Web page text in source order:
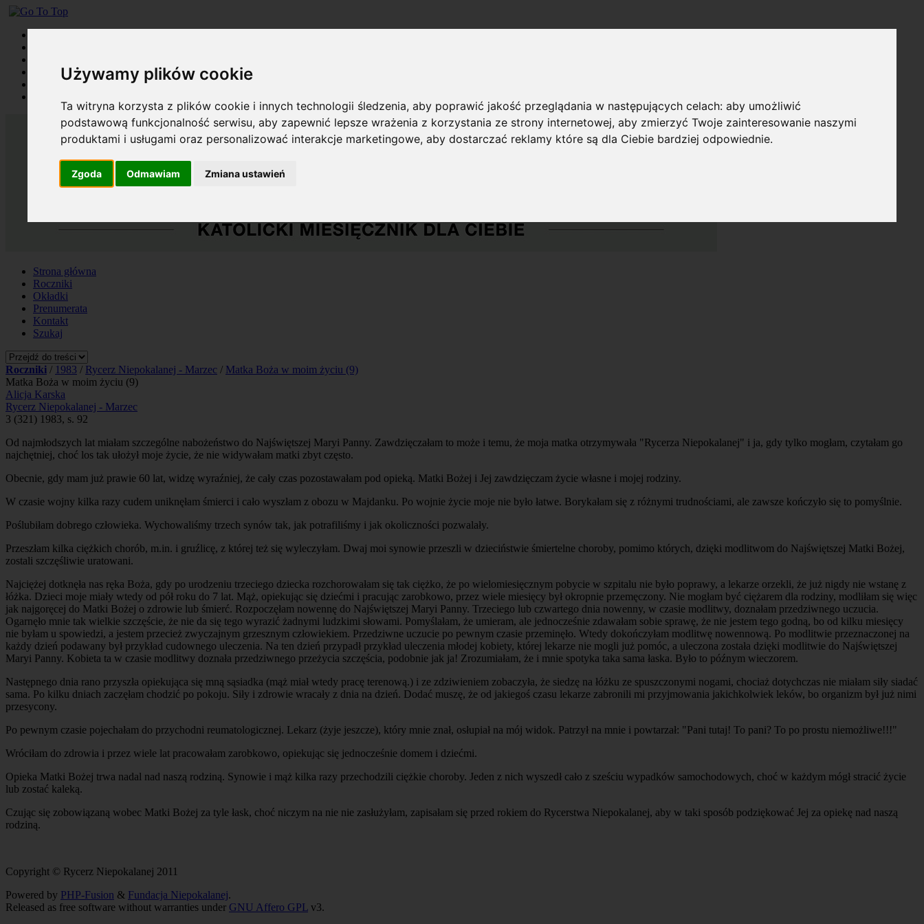
Używamy plików cookie
Ta witryna korzysta z plików cookie i innych technologii śledzenia, aby poprawić jakość przeglądania w następujących celach:aby umożliwić
podstawową funkcjonalność serwisu,aby zapewnić lepsze wrażenia z korzystania ze strony internetowej,aby zmierzyć Twoje zainteresowanie naszymi
produktami i usługami oraz personalizować interakcje marketingowe,aby dostarczać reklamy które są dla Ciebie bardziej odpowiednie.
Zgoda Odmawiam Zmiana ustawień
Prenumerata
Kontakt
Strona główna
Roczniki
Okładki
Prenumerata
Kontakt
Szukaj
Roczniki / 1983 / Rycerz Niepokalanej - Marzec / Matka Boża w moim życiu (9)
Matka Boża w moim życiu (9)
Alicja Karska
Rycerz Niepokalanej - Marzec
3 (321) 1983, s. 92
Od najmłodszych lat miałam szczególne nabożeństwo do Najświętszej Maryi Panny. Zawdzięczałam to może i temu, że moja matka otrzymywała "Rycerza Niepokalanej" i ja, gdy tylko mogłam, czytałam go
najchętniej, choć los tak ułożył moje życie, że nie widywałam matki zbyt często.
Obecnie, gdy mam już prawie 60 lat, widzę wyraźniej, że cały czas pozostawałam pod opieką. Matki Bożej i Jej zawdzięczam życie własne i mojej rodziny.
W czasie wojny kilka razy cudem uniknęłam śmierci i cało wyszłam z obozu w Majdanku. Po wojnie życie moje nie było łatwe. Borykałam się z różnymi trudnościami, ale zawsze kończyło się to pomyślnie.
Poślubiłam dobrego człowieka. Wychowaliśmy trzech synów tak, jak potrafiliśmy i jak okoliczności pozwalały.
Przeszłam kilka ciężkich chorób, m.in. i gruźlicę, z której też się wyleczyłam. Dwaj moi synowie przeszli w dzieciństwie śmiertelne choroby, pomimo których, dzięki modlitwom do Najświętszej Matki Bożej,
zostali szczęśliwie uratowani.
Najciężej dotknęła nas ręka Boża, gdy po urodzeniu trzeciego dziecka rozchorowałam się tak ciężko, że po wielomiesięcznym pobycie w szpitalu nie było poprawy, a lekarze orzekli, że już nigdy nie wstanę z
łóżka. Dzieci moje miały wtedy od pół roku do 7 lat. Mąż, opiekując się dziećmi i pracując zarobkowo, przez wiele miesięcy był okropnie przemęczony. Nie mogłam być ciężarem dla rodziny, modliłam się więc
jak najgoręcej do Matki Bożej o zdrowie lub śmierć. Rozpoczęłam nowennę do Najświętszej Maryi Panny. Trzeciego lub czwartego dnia nowenny, w czasie modlitwy, doznałam przedziwnego uczucia.
Ogarnęło mnie tak wielkie szczęście, że nie da się tego wyrazić żadnymi ludzkimi słowami. Pomyślałam, że umieram, ale jednocześnie zdawałam sobie sprawę, że nie jestem tego godną, bo od kilku miesięcy
nie byłam u spowiedzi, a jestem przecież zwyczajnym grzesznym człowiekiem. Przedziwne uczucie po pewnym czasie przeminęło. Wtedy dokończyłam modlitwę nowennową. Po modlitwie przeznaczonej na
każdy dzień podawany był przykład cudownego uleczenia. Na ten dzień przypadł przykład uleczenia młodej kobiety, której lekarze nie mogli już pomóc, a uleczona została dzięki modlitwie do Najświętszej
Maryi Panny. Kobieta ta w czasie modlitwy doznała przedziwnego przeżycia szczęścia, podobnie jak ja! Zrozumiałam, że i mnie spotyka taka sama łaska. Było to późnym wieczorem.
Następnego dnia rano przyszła opiekująca się mną sąsiadka (mąż miał wtedy pracę terenową.) i ze zdziwieniem zobaczyła, że siedzę na łóżku ze spuszczonymi nogami, chociaż dotychczas nie miałam siły siadać
sama. Po kilku dniach zaczęłam chodzić po pokoju. Siły i zdrowie wracały z dnia na dzień. Dodać muszę, że od jakiegoś czasu lekarze zabronili mi przyjmowania jakichkolwiek leków, bo organizm był już nimi
przesycony.
Po pewnym czasie pojechałam do przychodni reumatologicznej. Lekarz (żyje jeszcze), który mnie znał, osłupiał na mój widok. Patrzył na mnie i powtarzał: "Pani tutaj! To pani? To po prostu niemożliwe!!!"
Wróciłam do zdrowia i przez wiele lat pracowałam zarobkowo, opiekując się jednocześnie domem i dziećmi.
Opieka Matki Bożej trwa nadal nad naszą rodziną. Synowie i mąż kilka razy przechodzili ciężkie choroby. Jeden z nich wyszedł cało z sześciu wypadków samochodowych, choć w każdym mógł stracić życie
lub zostać kaleką.
Czując się zobowiązaną wobec Matki Bożej za tyle łask, choć niczym na nie nie zasłużyłam, zapisałam się przed rokiem do Rycerstwa Niepokalanej, aby w taki sposób podziękować Jej za opiekę nad naszą
rodziną.
Copyright © Rycerz Niepokalanej 2011
Powered by PHP-Fusion & Fundacja Niepokalanej.
Released as free software without warranties under GNU Affero GPL v3.